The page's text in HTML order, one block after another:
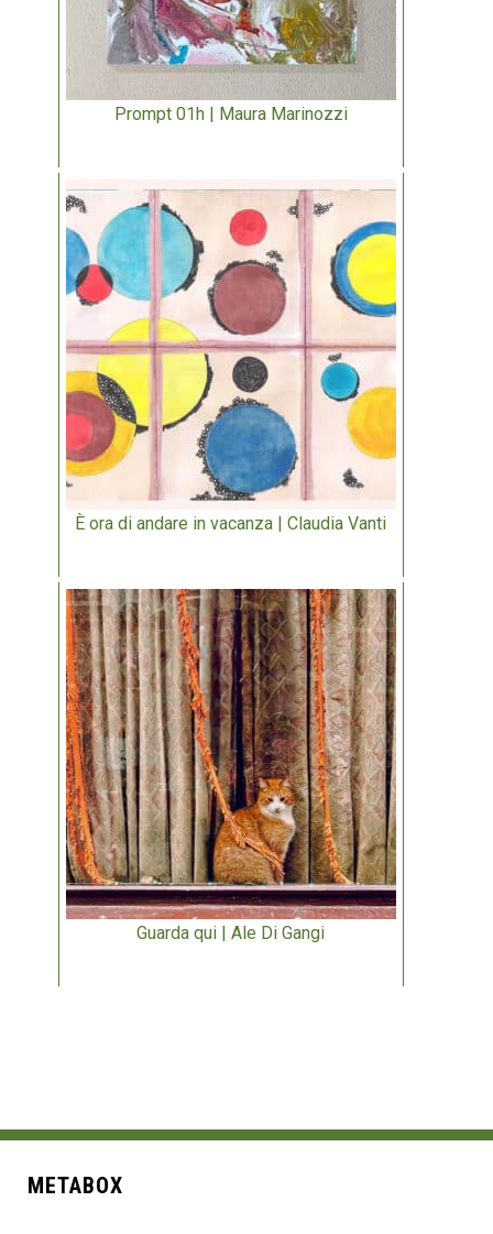
Prompt 01h | Maura Marinozzi
È ora di andare in vacanza | Claudia Vanti
Guarda qui | Ale Di Gangi
METABOX